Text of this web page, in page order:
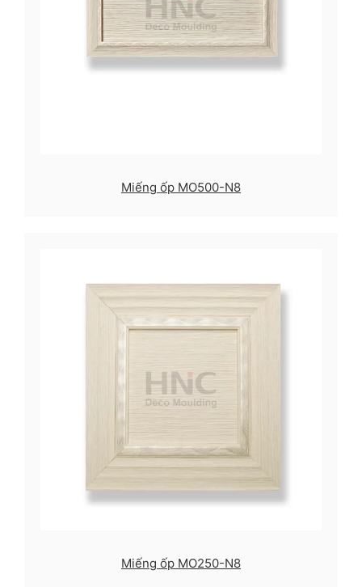
Miếng ốp MO500-N8
Miếng ốp MO250-N8